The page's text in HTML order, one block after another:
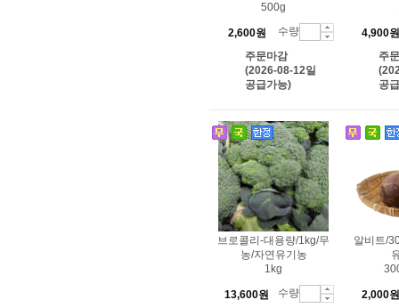
500g
2,600원
수량
주문마감
(2026-08-12일
공급가능)
4,900원
주
공
브로콜리-대용량/1kg/무
농/자연유기농
1kg
13,600원
수량
알비트/
2,000원